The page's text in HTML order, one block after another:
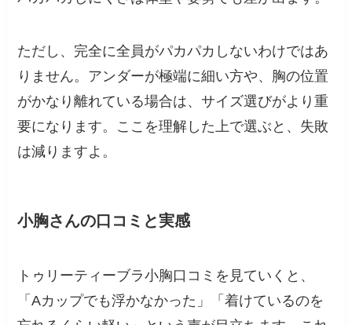
ただし、完全に全員がパカパカしないわけではあ
りません。アンダーが極端に細い方や、胸の位置
がかなり離れている場合は、サイズ選びがより重
要になります。ここを理解した上で選ぶと、失敗
は減りますよ。
小胸さんの口コミと実感
トゥリーティーブラ小胸口コミを見ていくと、
「Aカップでも浮かなかった」「着けているのを